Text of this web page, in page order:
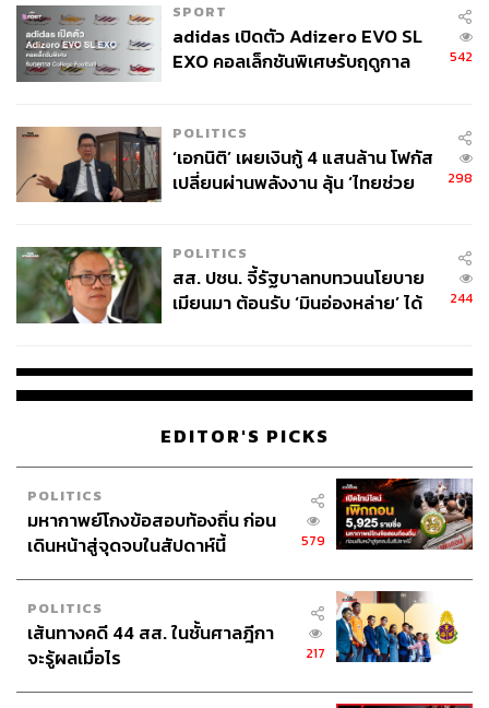
SPORT
adidas เปิดตัว Adizero EVO SL
EXO คอลเล็กชันพิเศษรับฤดูกาล
542
POLITICS
‘เอกนิติ’ เผยเงินกู้ 4 แสนล้าน โฟกัส
เปลี่ยนผ่านพลังงาน ลุ้น ‘ไทยช่วย
298
POLITICS
สส. ปชน. จี้รัฐบาลทบทวนนโยบาย
เมียนมา ต้อนรับ ‘มินอ่องหล่าย’ ได้
244
EDITOR'S PICKS
POLITICS
มหากาพย์โกงข้อสอบท้องถิ่น ก่อน
เดินหน้าสู่จุดจบในสัปดาห์นี้
579
POLITICS
เส้นทางคดี 44 สส. ในชั้นศาลฎีกา
จะรู้ผลเมื่อไร
217